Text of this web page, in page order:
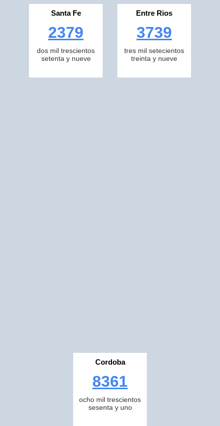
Santa Fe
2379
dos mil trescientos
setenta y nueve
Entre Rios
3739
tres mil setecientos
treinta y nueve
Cordoba
8361
ocho mil trescientos
sesenta y uno